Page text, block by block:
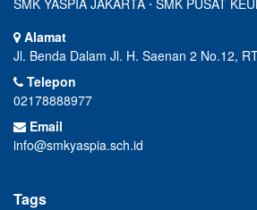
Alamat
Jl. Benda Dalam Jl. H. Saenan 2 No.12,
Telepon
02178888977
Email
info@smkyaspia.sch.id
Tags